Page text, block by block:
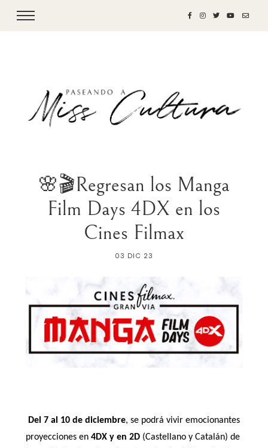
🌸🎬Regresan los Manga
Film Days 4DX en los
Cines Filmax
03 DIC 23
Del 7 al 10 de diciembre, se podrá vivir emocionantes
proyecciones en 4DX y en 2D(Castellano y Catalán) de